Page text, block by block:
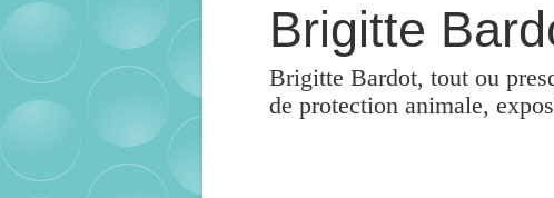
Brigitte
Brigitte Bardot, tout ou
de protection animale,